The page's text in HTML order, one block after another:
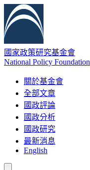
國家政策研究基金會
National Policy Foundation
關於基金會
全部文章
國政評論
國政分析
國政研究
最新消息
English